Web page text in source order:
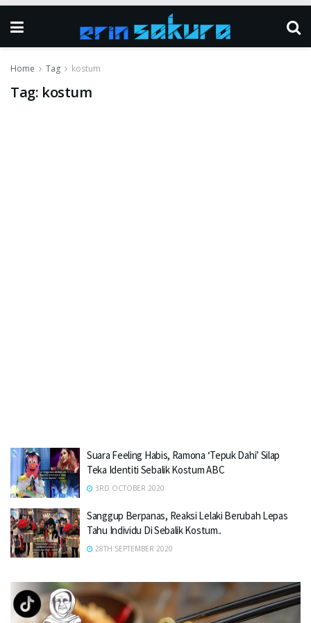
Home Tag kostum
Tag: kostum
Suara Feeling Habis, Ramona ‘Tepuk Dahi’ Silap
Teka Identiti Sebalik Kostum ABC
3RD OCTOBER 2020
Sanggup Berpanas, Reaksi Lelaki Berubah Lepas
Tahu Individu Di Sebalik Kostum..
28TH SEPTEMBER 2020